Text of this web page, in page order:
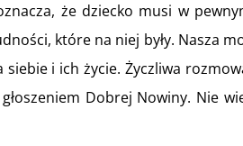
że dziecko musi w
które na niej były.
i ich życie. Życzliwa
Dobrej Nowiny. Nie